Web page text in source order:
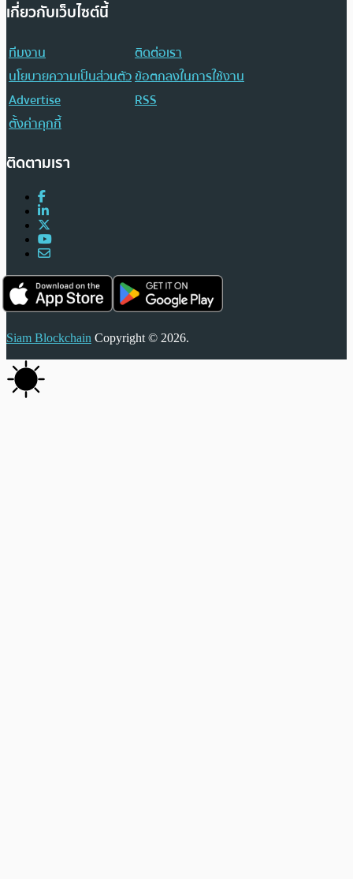
เกี่ยวกับเว็บไซต์นี้
ทีมงาน
ติดต่อเรา
นโยบายความเป็นส่วนตัวข้อตกลงในการใช้งาน
Advertise
RSS
ตั้งค่าคุกกี้
ติดตามเรา
Siam Blockchain Copyright © 2026.